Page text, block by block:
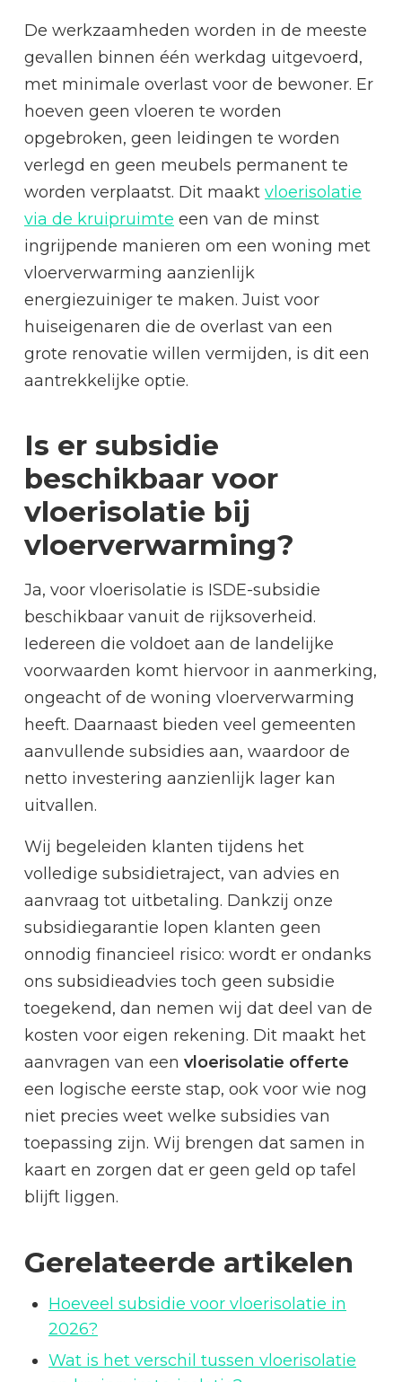
De werkzaamheden worden in de meeste
gevallen binnen één werkdag uitgevoerd,
met minimale overlast voor de bewoner. Er
hoeven geen vloeren te worden
opgebroken, geen leidingen te worden
verlegd en geen meubels permanent te
worden verplaatst. Dit maakt vloerisolatie
via de kruipruimte een van de minst
ingrijpende manieren om een woning met
vloerverwarming aanzienlijk
energiezuiniger te maken. Juist voor
huiseigenaren die de overlast van een
grote renovatie willen vermijden, is dit een
aantrekkelijke optie.
Is er subsidie
beschikbaar voor
vloerisolatie bij
vloerverwarming?
Ja, voor vloerisolatie is ISDE-subsidie
beschikbaar vanuit de rijksoverheid.
Iedereen die voldoet aan de landelijke
voorwaarden komt hiervoor in aanmerking,
ongeacht of de woning vloerverwarming
heeft. Daarnaast bieden veel gemeenten
aanvullende subsidies aan, waardoor de
netto investering aanzienlijk lager kan
uitvallen.
Wij begeleiden klanten tijdens het
volledige subsidietraject, van advies en
aanvraag tot uitbetaling. Dankzij onze
subsidiegarantie lopen klanten geen
onnodig financieel risico: wordt er ondanks
ons subsidieadvies toch geen subsidie
toegekend, dan nemen wij dat deel van de
kosten voor eigen rekening. Dit maakt het
aanvragen van een vloerisolatie offerte
een logische eerste stap, ook voor wie nog
niet precies weet welke subsidies van
toepassing zijn. Wij brengen dat samen in
kaart en zorgen dat er geen geld op tafel
blijft liggen.
Gerelateerde artikelen
Hoeveel subsidie voor vloerisolatie in
2026?
Wat is het verschil tussen vloerisolatie